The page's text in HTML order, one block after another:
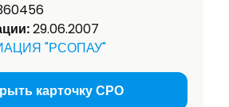
29.06.2007
"РСОПАУ"
карточку СРО